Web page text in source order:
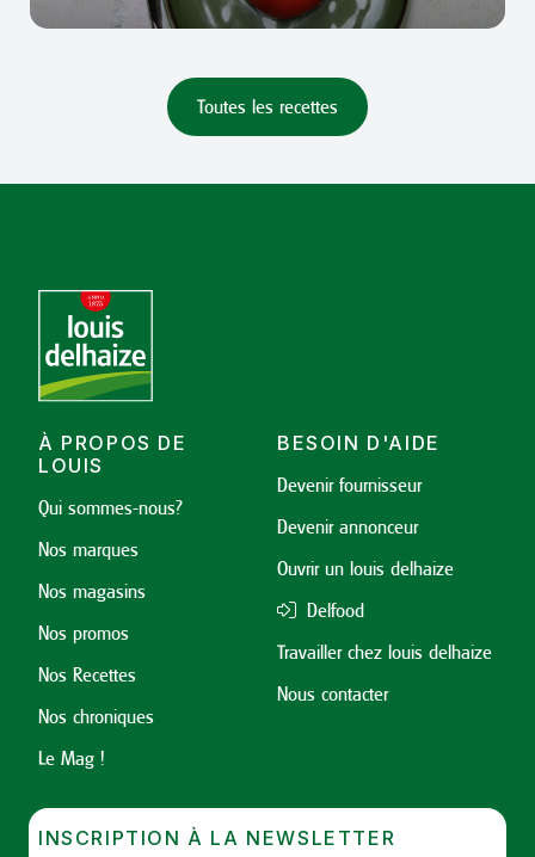
Toutes les recettes
À PROPOS DE
LOUIS
Qui sommes-nous?
Nos marques
Nos magasins
Nos promos
Nos Recettes
Nos chroniques
Le Mag !
BESOIN D'AIDE
Devenir fournisseur
Devenir annonceur
Ouvrir un louis delhaize
Delfood
Travailler chez louis delhaize
Nous contacter
INSCRIPTION À LA NEWSLETTER